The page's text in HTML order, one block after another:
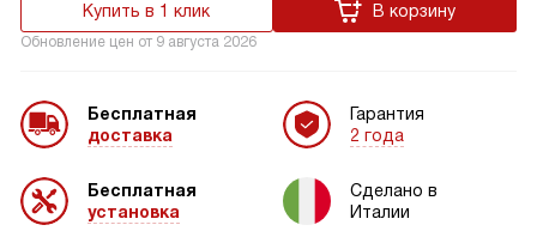
Купить в 1 клик В корзину
Обновление цен от 9 августа 2026
Бесплатная
доставка
Бесплатная
установка
Гарантия
2 года
Сделано в
Италии